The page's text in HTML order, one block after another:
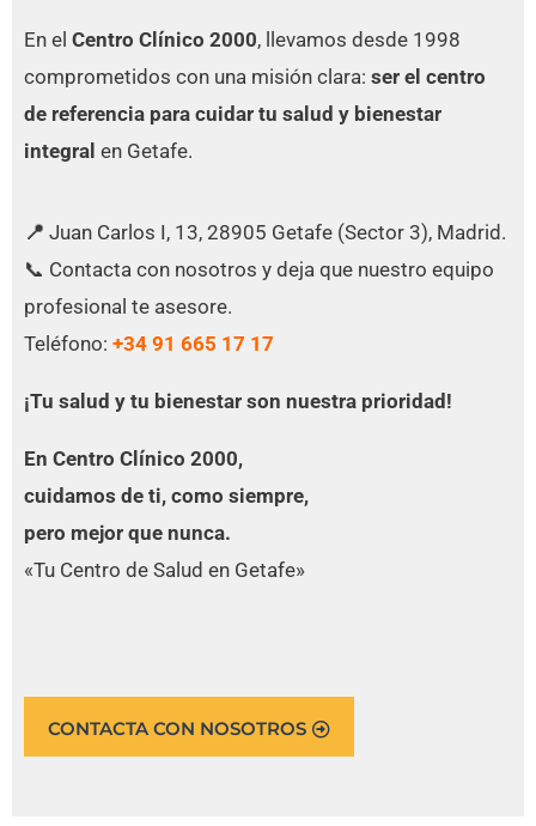
En el Centro Clínico 2000, llevamos desde 1998
comprometidos con una misión clara: ser el centro
de referencia para cuidar tu salud y bienestar
integral en Getafe.
📍 Juan Carlos I, 13, 28905 Getafe (Sector 3), Madrid.
📞 Contacta con nosotros y deja que nuestro equipo
profesional te asesore.
Teléfono: +34 91 665 17 17
¡Tu salud y tu bienestar son nuestra prioridad!
En Centro Clínico 2000,
cuidamos de ti, como siempre,
pero mejor que nunca.
«Tu Centro de Salud en Getafe»
CONTACTA CON NOSOTROS